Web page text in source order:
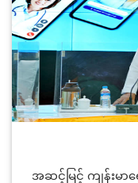
အဆင့်မြင့် ကျန်းမ